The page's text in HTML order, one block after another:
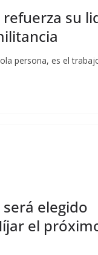
refuerza su
persona, es el
será elegido
el